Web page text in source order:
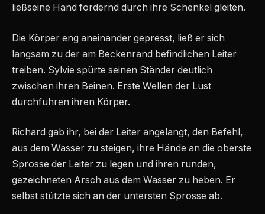
ließseine Hand fordernd durch ihre Schenkel gleiten.
Die Körper eng aneinander gepresst, ließ er sich
langsam zu der am Beckenrand befindlichen Leiter
treiben. Sylvie spürte seinen Ständer deutlich
zwischen ihren Beinen. Erste Wellen der Lust
durchfuhren ihren Körper.
Richard gab ihr, bei der Leiter angelangt, den Befehl,
aus dem Wasser zu steigen, ihre Hände an die oberste
Sprosse der Leiter zu legen und ihren runden,
gezeichneten Arsch aus dem Wasser zu heben. Er
selbst stützte sich an der untersten Sprosse ab.